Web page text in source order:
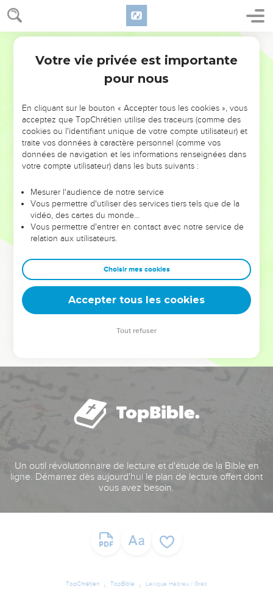
NE MANQUEZ PAS L’ÉVÉNEMENT
DE L’ANNÉE !
ET SI LEURS ERREURS POUVAIENT VOUS ÉVITER LES
VOTRES ?
leur foi ou leur vision. Mais on voit moins les doutes, les erreurs
et les saisons difficiles qu'ils ont traversés, alors même que ce
sont elles qui les ont façonnés.
Dans cette conférence, leaders, entrepreneurs, et responsables
clés pour avancer avec plus de sagesse afin que leurs erreurs
deviennent vos tremplins. Que vous guidiez un ministère, une
équipe, un groupe ou une famille, leur expérience est faite
Un outil révolutionnaire de lecture et d'étude de la Bible en
ligne. Démarrez dès aujourd'hui le plan de lecture offert dont
vous avez besoin.
TopChrétien TopBible Lexique Hébreu / Grec
Votre vie privée est importante
pour nous
En cliquant sur le bouton « Accepter tous les cookies », vous
acceptez que TopChrétien utilise des traceurs (comme des
cookies ou l'identifiant unique de votre compte utilisateur) et
traite vos données à caractère personnel (comme vos
données de navigation et les informations renseignées dans
votre compte utilisateur) dans les buts suivants :
Mesurer l'audience de notre service
Vous permettre d'utiliser des services tiers tels que de la
vidéo, des cartes du monde…
Vous permettre d'entrer en contact avec notre service de
relation aux utilisateurs.
Choisir mes cookies
Accepter tous les cookies
Tout refuser